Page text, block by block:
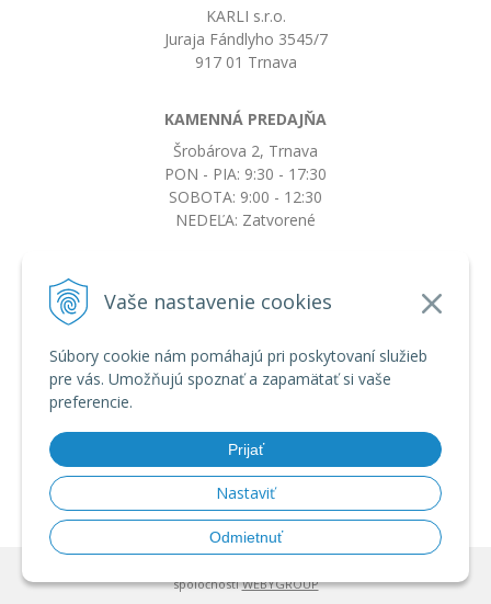
Vaše nastavenie cookies
Súbory cookie nám pomáhajú pri poskytovaní služieb
pre vás. Umožňujú spoznať a zapamätať si vaše
preferencie.
Prijať
Nastaviť
Odmietnuť
KARLI s.r.o.
Juraja Fándlyho 3545/7
917 01 Trnava
KAMENNÁ PREDAJŇA
Šrobárova 2, Trnava
PON - PIA: 9:30 - 17:30
SOBOTA: 9:00 - 12:30
NEDEĽA: Zatvorené
objednavky@botkydorobotky.sk
VŠETKO O NÁKUPE
Ochrana osobných údajov
Možnosti dopravy a platby
Výmena, vrátenie tovaru a reklamácia
spoločnostiWEBYGROUP